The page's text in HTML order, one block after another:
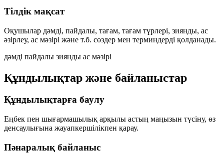
Тілдік мақсат
Оқушылар дәмді, пайдалы, тағам, тағам түрлері, зиянды, ас
әзірлеу, ас мәзірі және т.б. сөздер мен терминдерді қолданады.
дәмді пайдалы зиянды ас мәзірі
Құндылықтар және байланыстар
Құндылықтарға баулу
Еңбек пен шығармашылық арқылы астың маңызын түсіну, өз
денсаулығына жауапкершілікпен қарау.
Пәнаралық байланыс